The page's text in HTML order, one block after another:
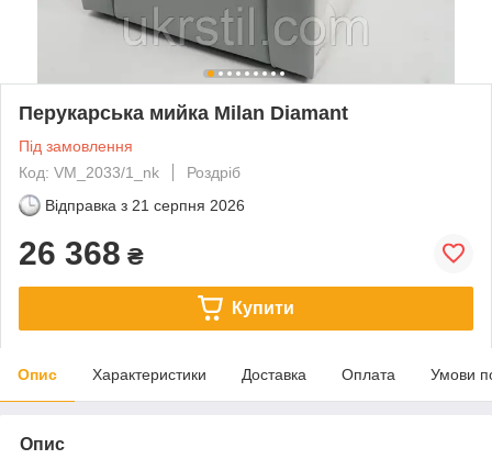
Перукарська мийка Milan Diamant
Під замовлення
Код: VM_2033/1_nk
Роздріб
Відправка з 21 серпня 2026
26 368 ₴
Купити
Опис Характеристики Доставка Оплата Умови
Опис